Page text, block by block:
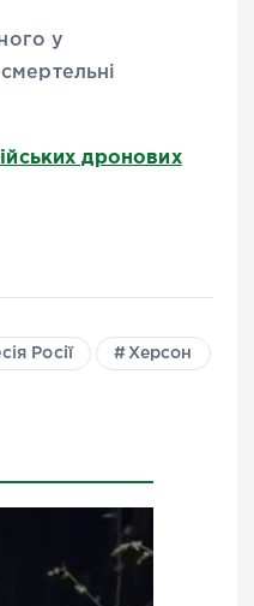
у
дронових
Росії Херсон